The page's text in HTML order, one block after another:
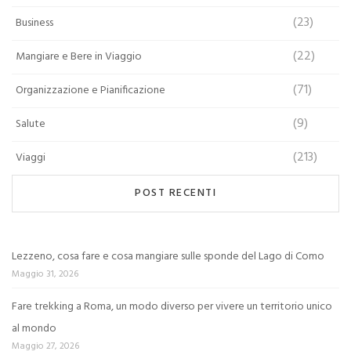
Business (23)
Mangiare e Bere in Viaggio (22)
Organizzazione e Pianificazione (71)
Salute (9)
Viaggi (213)
POST RECENTI
Lezzeno, cosa fare e cosa mangiare sulle sponde del Lago di Como
Maggio 31, 2026
Fare trekking a Roma, un modo diverso per vivere un territorio unico
al mondo
Maggio 27, 2026